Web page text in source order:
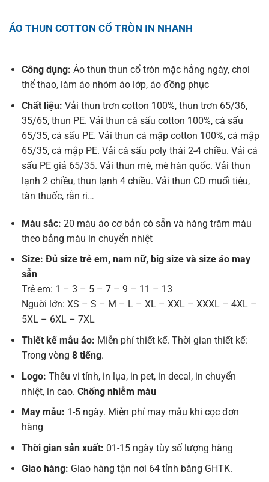
ÁO THUN COTTON CỔ TRÒN IN NHANH
Công dụng: Áo thun thun cổ tròn mặc hằng ngày, chơi
thể thao, làm áo nhóm áo lớp, áo đồng phục
Chất liệu: Vải thun trơn cotton 100%, thun trơn 65/36,
35/65, thun PE. Vải thun cá sấu cotton 100%, cá sấu
65/35, cá sấu PE. Vải thun cá mập cotton 100%, cá mập
65/35, cá mập PE. Vải cá sấu poly thái 2-4 chiều. Vải cá
sấu PE giả 65/35. Vải thun mè, mè hàn quốc. Vải thun
lạnh 2 chiều, thun lạnh 4 chiều. Vải thun CD muối tiêu,
tàn thuốc, rằn ri…
Màu sắc: 20 màu áo cơ bản có sẵn và hàng trăm màu
theo bảng màu in chuyển nhiệt
Size: Đủ size trẻ em, nam nữ, big size và size áo may
sẵn
Trẻ em: 1 – 3 – 5 – 7 – 9 – 11 – 13
Nguời lớn: XS – S – M – L – XL – XXL – XXXL – 4XL –
5XL – 6XL – 7XL
Thiết kế mẫu áo: Miễn phí thiết kế. Thời gian thiết kế:
Trong vòng 8 tiếng.
Logo: Thêu vi tính, in lụa, in pet, in decal, in chuyển
nhiệt, in cao. Chống nhiễm màu
May mẫu: 1-5 ngày. Miễn phí may mẫu khi cọc đơn
hàng
Thời gian sản xuất: 01-15 ngày tùy số lượng hàng
Giao hàng: Giao hàng tận nơi 64 tỉnh bằng GHTK.